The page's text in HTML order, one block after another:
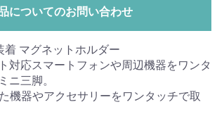
についてのお問い合わせ
着 マグネットホルダー
対応スマートフォンや周辺機器をワンタ
ニ三脚。
機器やアクセサリーをワンタッチで取